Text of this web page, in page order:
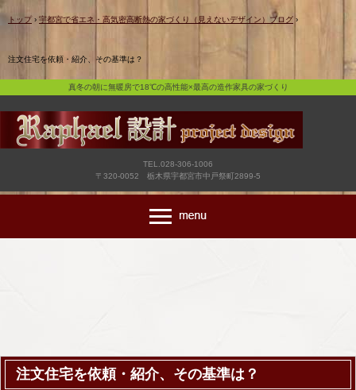
真冬の朝に無暖房で18℃の高性能×最高の造作家具の家づくり
トップ › 宇都宮で省エネ・高気密高断熱の家づくり（見えないデザイン）ブログ ›
注文住宅を依頼・紹介、その基準は？
真冬の朝に無暖房で18℃の高性能×最高の造作家具の家づくり
TEL.028-306-1006
〒320-0052 栃木県宇都宮市中戸祭町2899-5
注文住宅を依頼・紹介、その基準は？